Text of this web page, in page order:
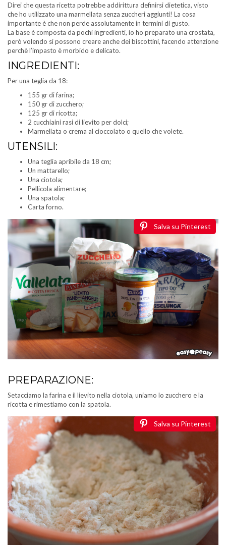
Direi che questa ricetta potrebbe addirittura definirsi dietetica, visto
che ho utilizzato una marmellata senza zuccheri aggiunti! La cosa
importante è che non perde assolutamente in termini di gusto.
La base è composta da pochi ingredienti, io ho preparato una crostata,
però volendo si possono creare anche dei biscottini, facendo attenzione
perchè l’impasto è morbido e delicato.
INGREDIENTI:
Per una teglia da 18:
155 gr di farina;
150 gr di zucchero;
125 gr di ricotta;
2 cucchiaini rasi di lievito per dolci;
Marmellata o crema al cioccolato o quello che volete.
UTENSILI:
Una teglia apribile da 18 cm;
Un mattarello;
Una ciotola;
Pellicola alimentare;
Una spatola;
Carta forno.
Salva su Pinterest
PREPARAZIONE:
Setacciamo la farina e il lievito nella ciotola, uniamo lo zucchero e la
ricotta e rimestiamo con la spatola.
Salva su Pinterest